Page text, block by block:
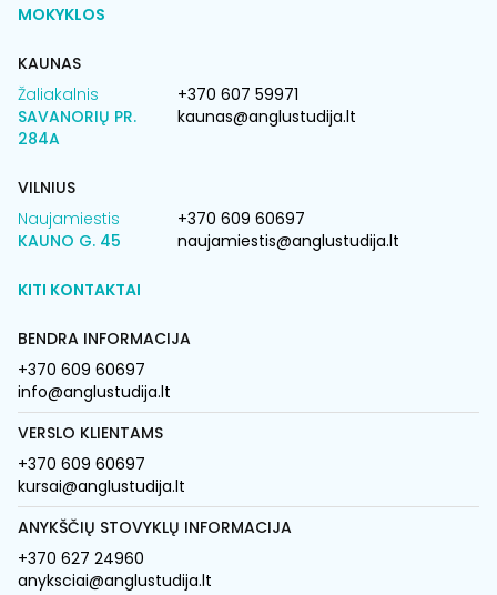
MOKYKLOS
KAUNAS
Žaliakalnis
SAVANORIŲ PR.
284A
+370 607 59971
kaunas@anglustudija.lt
VILNIUS
Naujamiestis
KAUNO G. 45
+370 609 60697
naujamiestis@anglustudija.lt
KITI KONTAKTAI
BENDRA INFORMACIJA
+370 609 60697
info@anglustudija.lt
VERSLO KLIENTAMS
+370 609 60697
kursai@anglustudija.lt
ANYKŠČIŲ STOVYKLŲ INFORMACIJA
+370 627 24960
anyksciai@anglustudija.lt